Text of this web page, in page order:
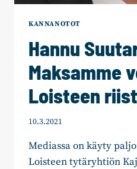
KANNANOTOT
Hannu
Maksamme
Loisteen
10.3.2021
Mediassa on käyty
Loisteen tytäryhtiön